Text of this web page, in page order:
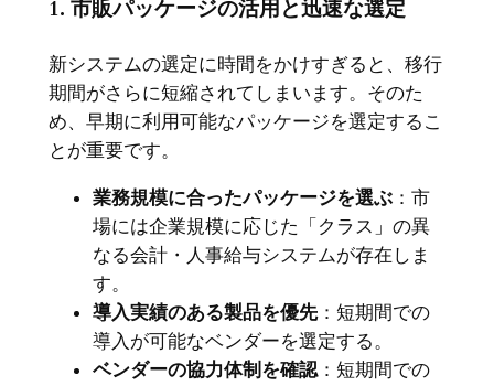
1. 市販パッケージの活用と迅速な選定
新システムの選定に時間をかけすぎると、移行
期間がさらに短縮されてしまいます。そのた
め、早期に利用可能なパッケージを選定するこ
とが重要です。
業務規模に合ったパッケージを選ぶ：市
場には企業規模に応じた「クラス」の異
なる会計・人事給与システムが存在しま
す。
導入実績のある製品を優先：短期間での
導入が可能なベンダーを選定する。
ベンダーの協力体制を確認：短期間での